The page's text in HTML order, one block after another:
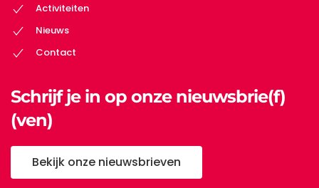
Activiteiten
Nieuws
Contact
Schrijf je in op onze nieuwsbrie(f)
(ven)
Bekijk onze nieuwsbrieven